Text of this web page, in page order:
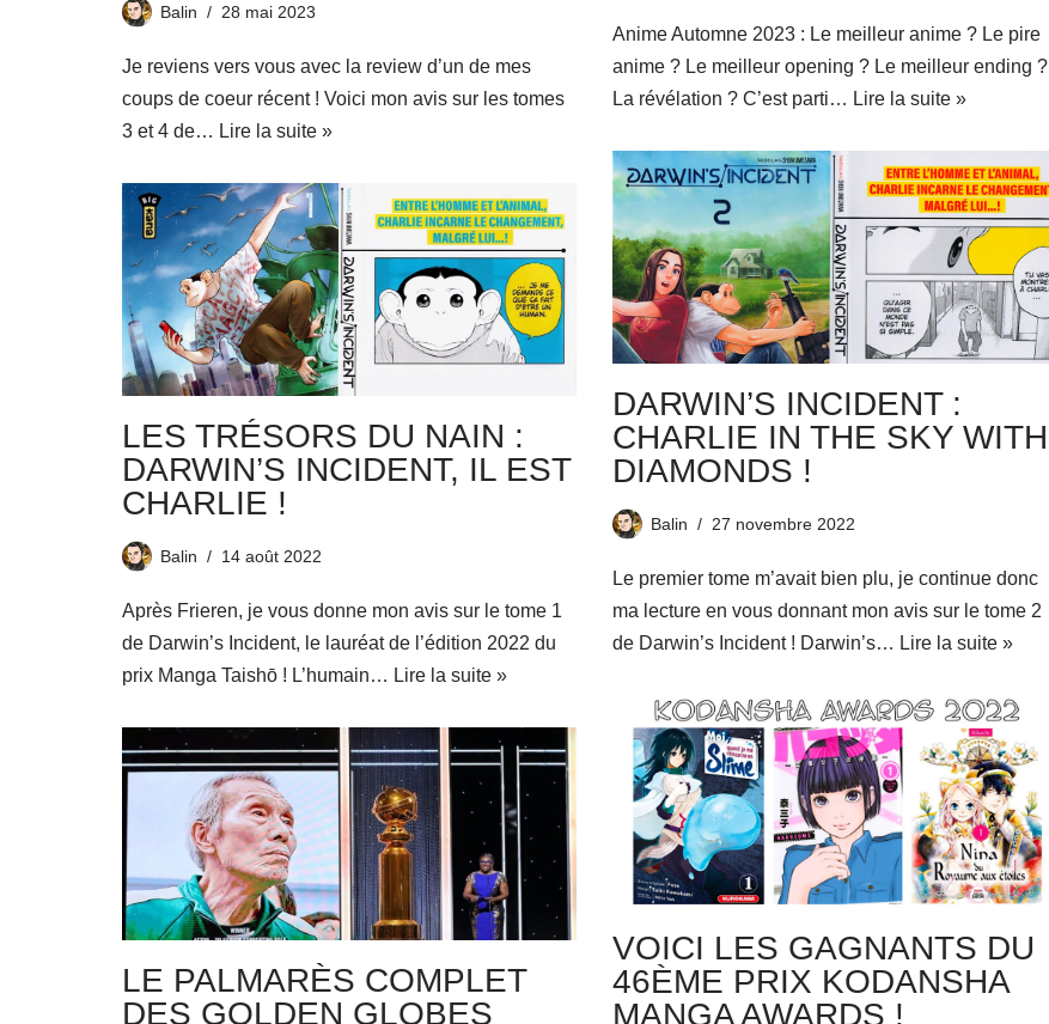
Anime Automne 2023 : Le meilleur anime ? Le pire
anime ? Le meilleur opening ? Le meilleur ending ?
La révélation ? C’est parti… Lire la suite »
Balin 28 mai 2023
Je reviens vers vous avec la review d’un de mes
coups de coeur récent ! Voici mon avis sur les tomes
3 et 4 de… Lire la suite »
DARWIN’S INCIDENT :
CHARLIE IN THE SKY WITH
DIAMONDS !
Balin 27 novembre 2022
Le premier tome m’avait bien plu, je continue donc
ma lecture en vous donnant mon avis sur le tome 2
de Darwin’s Incident ! Darwin’s… Lire la suite »
LES TRÉSORS DU NAIN :
DARWIN’S INCIDENT, IL EST
CHARLIE !
Balin 14 août 2022
Après Frieren, je vous donne mon avis sur le tome 1
de Darwin’s Incident, le lauréat de l’édition 2022 du
prix Manga Taishō ! L’humain… Lire la suite »
VOICI LES GAGNANTS DU
46ÈME PRIX KODANSHA
MANGA AWARDS !
LE PALMARÈS COMPLET
DES GOLDEN GLOBES